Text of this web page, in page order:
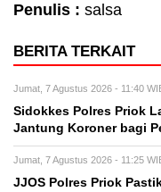
Penulis : salsa
BERITA TERKAIT
Jumat, 7 Agustus 2026 - 11:40
Sidokkes Polres Priok
Jantung Koroner bagi
Jumat, 7 Agustus 2026 - 11:25
JJOS Polres Priok